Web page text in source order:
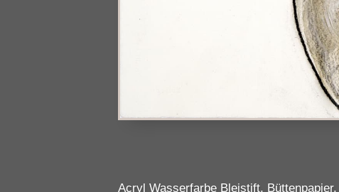
Acryl Wasserfarbe Bleistift,